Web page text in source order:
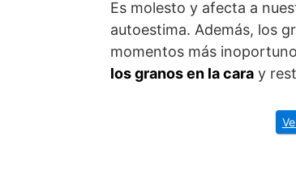
Es molesto y afecta a
autoestima. Además, los
momentos más
los granos en la cara y